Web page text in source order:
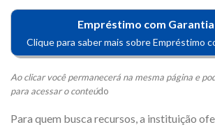
Empréstimo com Garantia
Clique para saber mais sobre Empréstimo
Ao clicar você permanecerá na mesma página e
para acessar o conteúdo
Para quem busca recursos, a instituição